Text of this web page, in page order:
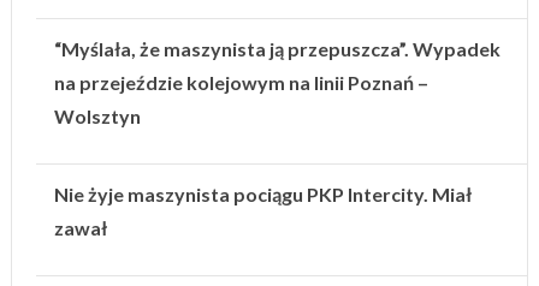
“Myślała, że maszynista ją przepuszcza”. Wypadek
na przejeździe kolejowym na linii Poznań –
Wolsztyn
Nie żyje maszynista pociągu PKP Intercity. Miał
zawał